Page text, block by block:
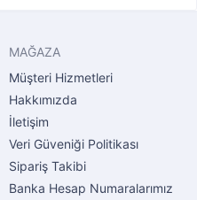
MAĞAZA
Müşteri Hizmetleri
Hakkımızda
İletişim
Veri Güveniği Politikası
Sipariş Takibi
Banka Hesap Numaralarımız